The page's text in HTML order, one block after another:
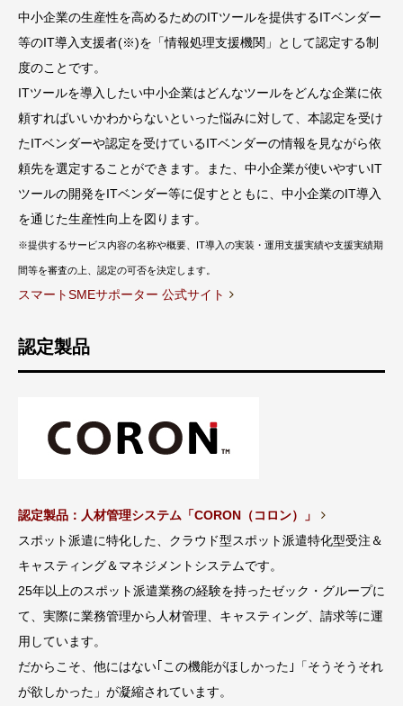
中小企業の生産性を高めるためのITツールを提供するITベンダー
等のIT導入支援者(※)を「情報処理支援機関」として認定する制
度のことです。
ITツールを導入したい中小企業はどんなツールをどんな企業に依
頼すればいいかわからないといった悩みに対して、本認定を受け
たITベンダーや認定を受けているITベンダーの情報を見ながら依
頼先を選定することができます。また、中小企業が使いやすいIT
ツールの開発をITベンダー等に促すとともに、中小企業のIT導入
を通じた生産性向上を図ります。
※提供するサービス内容の名称や概要、IT導入の実装・運用支援実績や支援実績期
間等を審査の上、認定の可否を決定します。
スマートSMEサポーター 公式サイト
認定製品
認定製品：人材管理システム「CORON（コロン）」
スポット派遣に特化した、クラウド型スポット派遣特化型受注＆
キャスティング＆マネジメントシステムです。
25年以上のスポット派遣業務の経験を持ったゼック・グループに
て、実際に業務管理から人材管理、キャスティング、請求等に運
用しています。
だからこそ、他にはない｢この機能がほしかった｣「そうそうそれ
が欲しかった」が凝縮されています。